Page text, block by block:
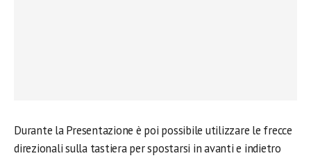
Durante la Presentazione è poi possibile utilizzare le frecce
direzionali sulla tastiera per spostarsi in avanti e indietro